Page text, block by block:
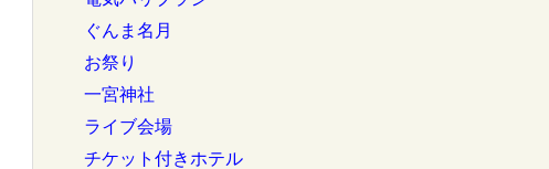
ぐんま名月
お祭り
一宮神社
ライブ会場
チケット付きホテル